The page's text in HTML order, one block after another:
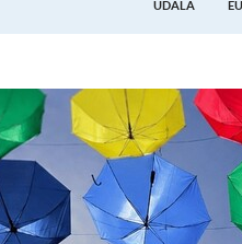
UDALA